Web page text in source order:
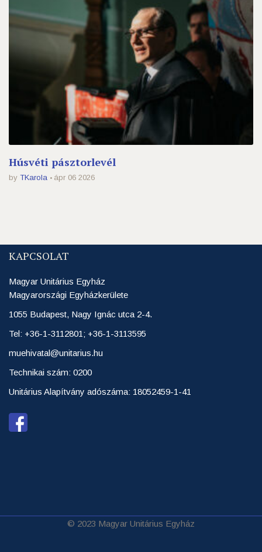
Húsvéti pásztorlevél
by TKarola ápr 06 2026
KAPCSOLAT
Magyar Unitárius Egyház
Magyarországi Egyházkerülete
1055 Budapest, Nagy Ignác utca 2-4.
Tel: +36-1-3112801; +36-1-3113595
muehivatal@unitarius.hu
Technikai szám: 0200
Unitárius Alapítvány adószáma: 18052459-1-41
© 2023 Magyar Unitárius Egyház